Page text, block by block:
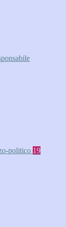
politico 19